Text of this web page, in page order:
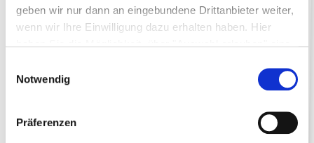
geben wir nur dann an eingebundene Drittanbieter weiter,
wenn wir Ihre Einwilligung dazu erhalten haben. Hier
zulassen" Ihre Zustimmung zu allen Cookies und
personenbezogenen Daten, den damit verfolgten Zweck
Notwendig
Präferenzen